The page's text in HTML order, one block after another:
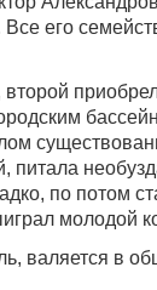
его
питала
по потом
молодой
валяется в